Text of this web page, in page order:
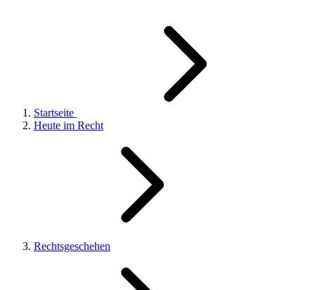
Startseite
Heute im Recht
Rechtsgeschehen